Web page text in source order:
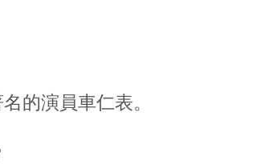
的演員車仁表。